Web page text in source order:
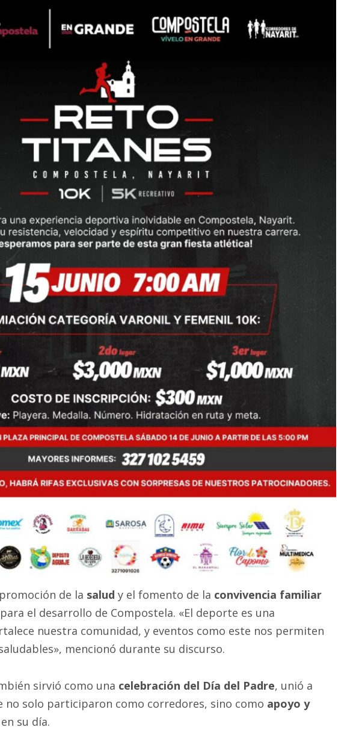
de la salud y el fomento de la convivencia familiar
el desarrollo de Compostela. «El deporte es una
nuestra comunidad, y eventos como este nos permiten
mencionó durante su discurso.
sirvió como una celebración del Día del Padre, unió a
no solo participaron como corredores, sino como apoyo y
su día.